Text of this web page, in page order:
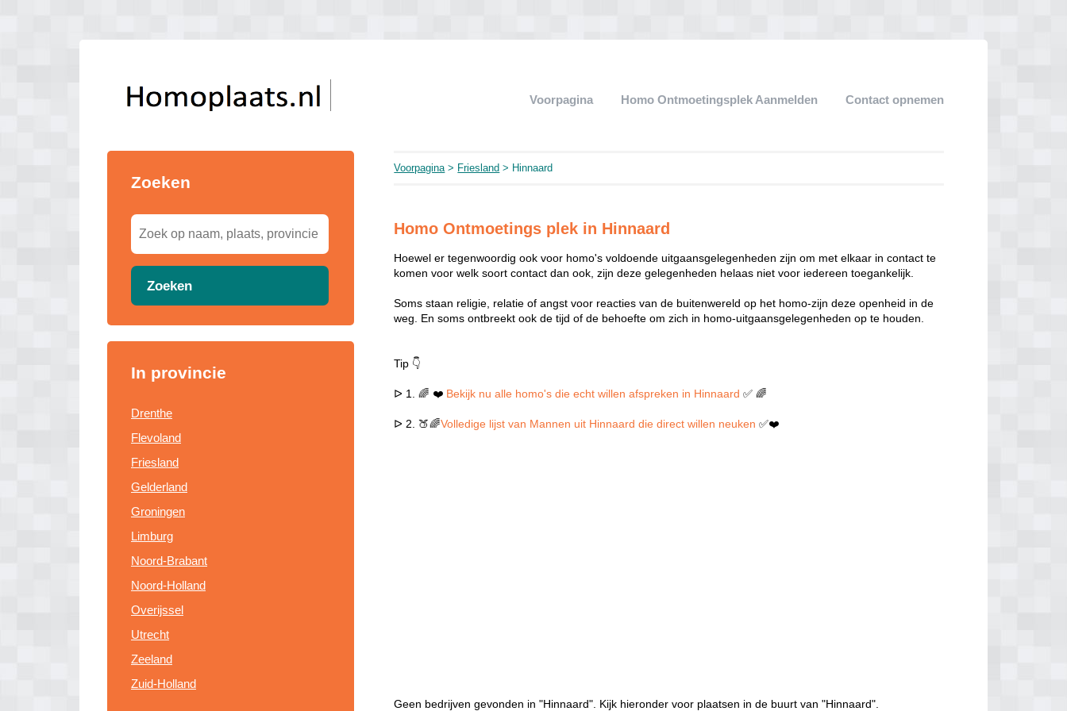
Voorpagina Homo Ontmoetingsplek Aanmelden Contact opnemen
Zoeken
Zoeken
In provincie
Drenthe
Flevoland
Friesland
Gelderland
Groningen
Limburg
Noord-Brabant
Noord-Holland
Overijssel
Utrecht
Zeeland
Zuid-Holland
Voorpagina> Friesland > Hinnaard
Homo Ontmoetings plek in Hinnaard
Hoewel er tegenwoordig ook voor homo's voldoende uitgaansgelegenheden zijn om met elkaar in contact te
komen voor welk soort contact dan ook, zijn deze gelegenheden helaas niet voor iedereen toegankelijk.
Soms staan religie, relatie of angst voor reacties van de buitenwereld op het homo-zijn deze openheid in de
weg. En soms ontbreekt ook de tijd of de behoefte om zich in homo-uitgaansgelegenheden op te houden.
Tip 👇
ᐅ 1. 🌈 ❤️ Bekijk nu alle homo's die echt willen afspreken in Hinnaard ✅ 🌈
ᐅ 2. 🍑🌈Volledige lijst van Mannen uit Hinnaard die direct willen neuken✅❤️
Geen bedrijven gevonden in "Hinnaard". Kijk hieronder voor plaatsen in de buurt van "Hinnaard".